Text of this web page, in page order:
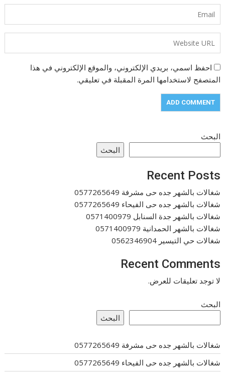
احفظ اسمي، بريدي الإلكتروني، والموقع الإلكتروني في هذا
المتصفح لاستخدامها المرة المقبلة في تعليقي.
البحث
البحث
Recent Posts
شغالات بالشهر جده حى مشرفة 0577265649
شغالات بالشهر جده حى الفيحاء 0577265649
شغالات بالشهر جدة السنابل 0571400979
شغالات بالشهر الحمدانية 0571400979
شغالات حي التيسير 0562346904
Recent Comments
لا توجد تعليقات للعرض.
البحث
البحث
شغالات بالشهر جده حى مشرفة 0577265649
شغالات بالشهر جده حى الفيحاء 0577265649